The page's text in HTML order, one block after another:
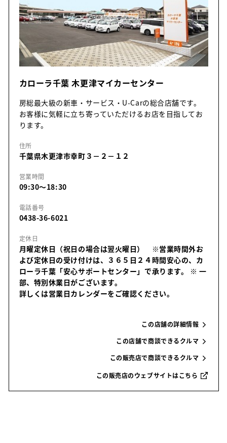
カローラ千葉 木更津マイカーセンター
房総最大級の新車・サービス・U-Carの総合店舗です。
お客様に気軽に立ち寄っていただけるお店を目指してお
ります。
住所
千葉県木更津市幸町３－２－１２
営業時間
09:30～18:30
電話番号
0438-36-6021
定休日
月曜定休日（祝日の場合は翌火曜日） ※営業時間外お
よび定休日の受け付けは、３６５日２４時間安心の、カ
ローラ千葉「安心サポートセンター」で承ります。
※ 一
部、特別休業日がございます。
詳しくは営業日カレンダーをご確認ください。
この店舗の詳細情報
この店舗で商談できるクルマ
この販売店で商談できるクルマ
この販売店のウェブサイトはこちら